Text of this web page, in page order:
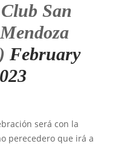
San
February
será con la
perecedero que irá a